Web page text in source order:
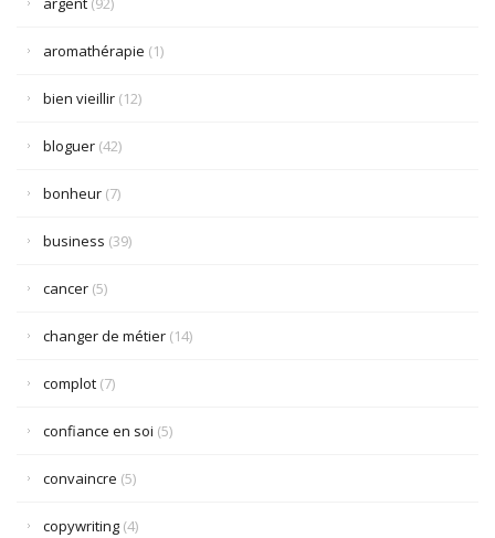
aromathérapie (1)
bien vieillir (12)
bloguer (42)
bonheur (7)
business (39)
cancer (5)
changer de métier (14)
complot (7)
confiance en soi (5)
convaincre (5)
copywriting (4)